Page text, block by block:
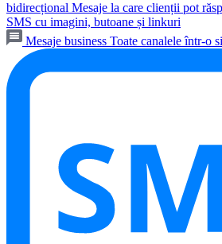
bidirecțional Mesaje la care clienții pot
SMS cu imagini, butoane și linkuri
Mesaje business Toate canalele într-o